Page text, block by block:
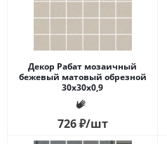
Декор Рабат мозаичный
бежевый матовый обрезной
30x30x0,9
726₽/шт